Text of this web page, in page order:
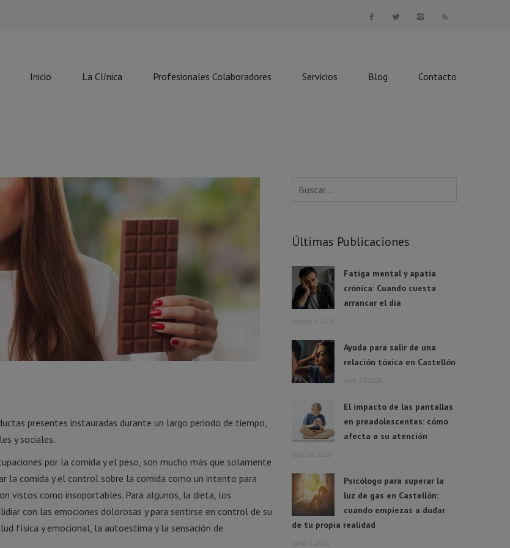
Inicio La Clínica Profesionales Colaboradores Servicios Blog Contacto
presentes instauradas durante un largo periodo de tiempo,
y sociales.
por la comida y el peso, son mucho más que solamente
la comida y el control sobre la comida como un intento para
vistos como insoportables. Para algunos, la dieta, los
con las emociones dolorosas y para sentirse en control de su
física y emocional, la autoestima y la sensación de
Últimas Publicaciones
Fatiga mental y apatía
crónica: Cuando cuesta
arrancar el día
agosto 3, 2026
Ayuda para salir de una
relación tóxica en Castellón
julio 27, 2026
El impacto de las pantallas
en preadolescentes: cómo
afecta a su atención
julio 16, 2026
Psicólogo para superar la
luz de gas en Castellón:
cuando empiezas a dudar
de tu propia realidad
junio 6, 2026